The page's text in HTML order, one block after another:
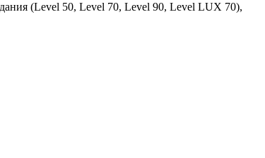
(Level 50, Level 70, Level 90, Level LUX 70),